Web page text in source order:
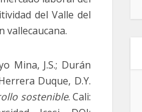
del Valle del
vallecaucana.
Mina, J.S.; Durán
Duque, D.Y.
sostenible. Cali: